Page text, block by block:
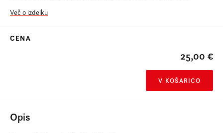
Več o izdelku
CENA
25,00 €
V KOŠARICO
Opis